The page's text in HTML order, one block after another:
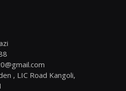
, LIC Road Kangoli,